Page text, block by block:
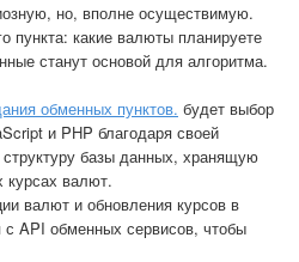
но, вполне осуществимую.
пункта: какие валюты планируете
станут основой для алгоритма.
обменных пунктов. будет выбор
и PHP благодаря своей
базы данных, хранящую
курсах валют.
валют и обновления курсов в
API обменных сервисов, чтобы